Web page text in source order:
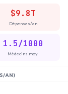
$9.8T
Dépenses/an
1.5/1000
Médecins moy.
AN)